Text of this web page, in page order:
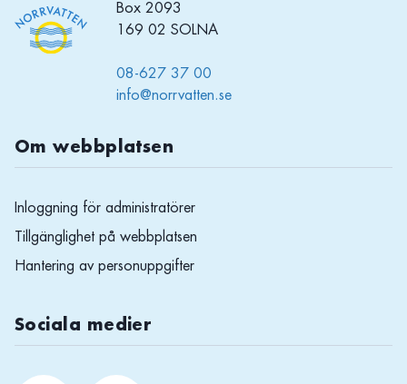
Box 2093
169 02 SOLNA
08-627 37 00
info@norrvatten.se
Om webbplatsen
Inloggning för administratörer
Tillgänglighet på webbplatsen
Hantering av personuppgifter
Sociala medier